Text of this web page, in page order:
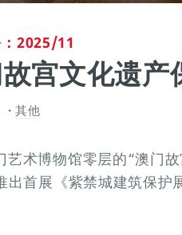
2025/11
宫文化遗产
其他
艺术博物馆零层的“澳门
出首展《紫禁城建筑保护